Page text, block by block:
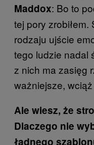
Maddox: Bo to
tej pory
rodzaju ujście
tego ludzie nadal
z nich ma zasięg
ważniejsze,
Ale wiesz, że
Dlaczego nie
ładnego